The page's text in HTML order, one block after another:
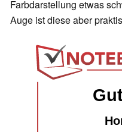
Farbdarstellung etwas
Auge ist diese aber